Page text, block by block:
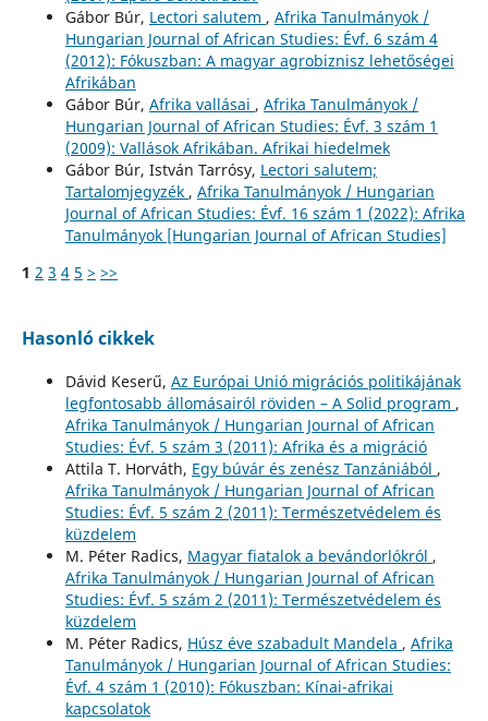
Gábor Búr, Lectori salutem , Afrika Tanulmányok /
Hungarian Journal of African Studies: Évf. 6 szám 4
(2012): Fókuszban: A magyar agrobiznisz lehetőségei
Afrikában
Gábor Búr, Afrika vallásai , Afrika Tanulmányok /
Hungarian Journal of African Studies: Évf. 3 szám 1
(2009): Vallások Afrikában. Afrikai hiedelmek
Gábor Búr, István Tarrósy, Lectori salutem;
Tartalomjegyzék , Afrika Tanulmányok / Hungarian
Journal of African Studies: Évf. 16 szám 1 (2022): Afrika
Tanulmányok [Hungarian Journal of African Studies]
1 2 3 4 5 > >>
Hasonló cikkek
Dávid Keserű, Az Európai Unió migrációs politikájának
legfontosabb állomásairól röviden – A Solid program ,
Afrika Tanulmányok / Hungarian Journal of African
Studies: Évf. 5 szám 3 (2011): Afrika és a migráció
Attila T. Horváth, Egy búvár és zenész Tanzániából ,
Afrika Tanulmányok / Hungarian Journal of African
Studies: Évf. 5 szám 2 (2011): Természetvédelem és
küzdelem
M. Péter Radics, Magyar fiatalok a bevándorlókról ,
Afrika Tanulmányok / Hungarian Journal of African
Studies: Évf. 5 szám 2 (2011): Természetvédelem és
küzdelem
M. Péter Radics, Húsz éve szabadult Mandela , Afrika
Tanulmányok / Hungarian Journal of African Studies:
Évf. 4 szám 1 (2010): Fókuszban: Kínai-afrikai
kapcsolatok